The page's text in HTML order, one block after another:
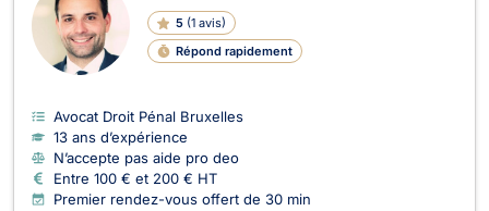
5 (1 avis)
Répond rapidement
Avocat Droit Pénal Bruxelles
13 ans d’expérience
N’accepte pas aide pro deo
Entre 100 € et 200 € HT
Premier rendez-vous offert de 30 min